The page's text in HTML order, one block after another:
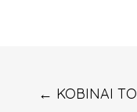
Post
← KOBINAI